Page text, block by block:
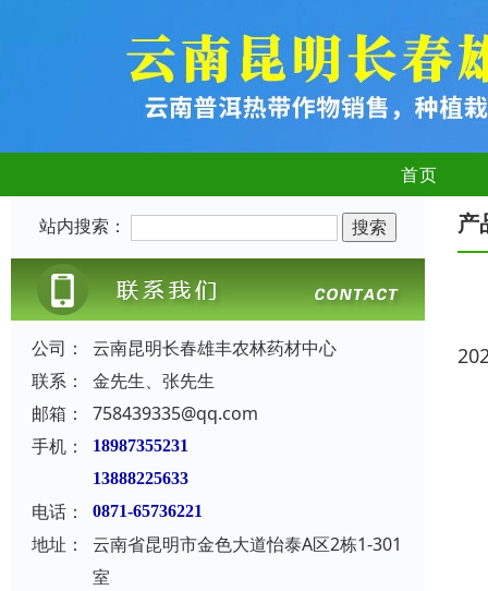
首页
站内搜索：
公司：
云南昆明长春雄丰农林药材中心
联系：
金先生、张先生
邮箱：
758439335@qq.com
手机：
18987355231
13888225633
电话： 0871-65736221
地址：
云南省昆明市金色大道怡泰A区2栋1-301
室
产